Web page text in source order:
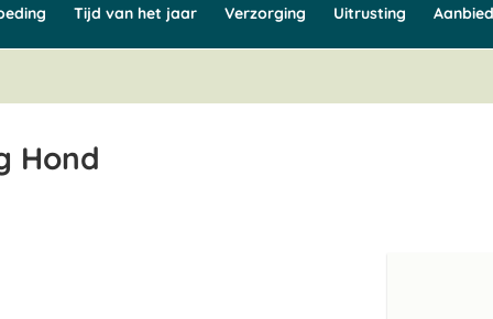
Tijd van het jaar Verzorging Uitrusting
Hond